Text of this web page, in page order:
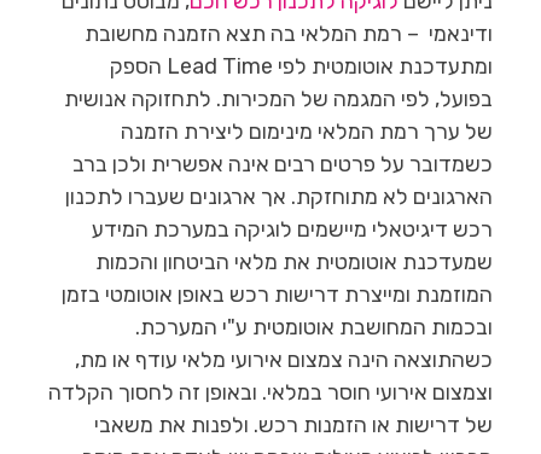
ודינאמי – רמת המלאי בה תצא הזמנה מחשובת
ומתעדכנת אוטומטית לפי Lead Time הספק
בפועל, לפי המגמה של המכירות. לתחזוקה אנושית
של ערך רמת המלאי מינימום ליצירת הזמנה
כשמדובר על פרטים רבים אינה אפשרית ולכן ברב
הארגונים לא מתוחזקת. אך ארגונים שעברו לתכנון
רכש דיגיטאלי מיישמים לוגיקה במערכת המידע
שמעדכנת אוטומטית את מלאי הביטחון והכמות
המוזמנת ומייצרת דרישות רכש באופן אוטומטי בזמן
ובכמות המחושבת אוטומטית ע"י המערכת.
כשהתוצאה הינה צמצום אירועי מלאי עודף או מת,
וצמצום אירועי חוסר במלאי. ובאופן זה לחסוך הקלדה
של דרישות או הזמנות רכש. ולפנות את משאבי